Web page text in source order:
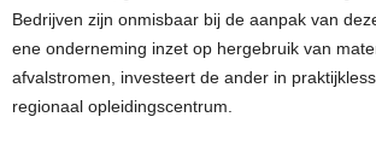
Bedrijven zijn onmisbaar bij de aanpak van
ene onderneming inzet op hergebruik van
afvalstromen, investeert de ander in
regionaal opleidingscentrum.